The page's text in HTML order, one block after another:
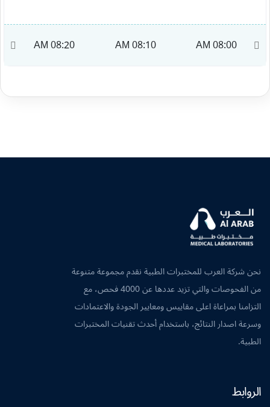
08:00 AM
08:10 AM
08:20 AM
نحن شركة العرب للمختبرات الطبية نقدم مجموعة متنوعة
من الفحوصات والتي تزيد عددها عن 4000 فحص، مع
التزامنا بمراعاة اعلى مقاييس ومعايير الجودة والاعتمادات
وسرعة اصدار النتائج، باستخدام أحدث تقنيات المختبرات
الطبية.
الروابط